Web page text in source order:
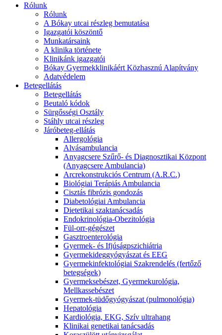
Rólunk
Rólunk
A Bókay utcai részleg bemutatása
Igazgatói köszöntő
Munkatársaink
A klinika története
Klinikánk igazgatói
Bókay Gyermekklinikáért Közhasznú Alapítvány
Adatvédelem
Betegellátás
Betegellátás
Beutaló kódok
Sürgősségi Osztály
Stáhly utcai részleg
Járóbeteg-ellátás
Allergológia
Alvásambulancia
Anyagcsere Szűrő- és Diagnosztikai Központ
(Anyagcsere Ambulancia)
Arcrekonstrukciós Centrum (A.R.C.)
Biológiai Terápiás Ambulancia
Cisztás fibrózis gondozás
Diabetológiai Ambulancia
Dietetikai szaktanácsadás
Endokrinológia-Obezitológia
Fül-orr-gégészet
Gasztroenterológia
Gyermek- és Ifjúságpszichiátria
Gyermekideggyógyászat és EEG
Gyermekinfektológiai Szakrendelés (fertőző
betegségek)
Gyermeksebészet, Gyermekurológia,
Mellkassebészet
Gyermek-tüdőgyógyászat (pulmonológia)
Hepatológia
Kardiológia, EKG, Szív ultrahang
Klinikai genetikai tanácsadás